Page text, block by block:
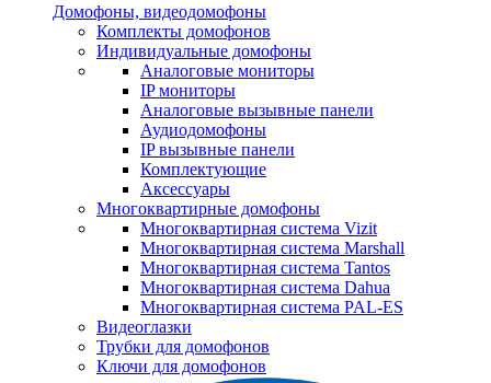
Домофоны, видеодомофоны
Комплекты домофонов
Индивидуальные домофоны
Аналоговые мониторы
IP мониторы
Аналоговые вызывные панели
Аудиодомофоны
IP вызывные панели
Комплектующие
Аксессуары
Многоквартирные домофоны
Многоквартирная система Vizit
Многоквартирная система Marshall
Многоквартирная система Tantos
Многоквартирная система Dahua
Многоквартирная система PAL-ES
Видеоглазки
Трубки для домофонов
Ключи для домофонов